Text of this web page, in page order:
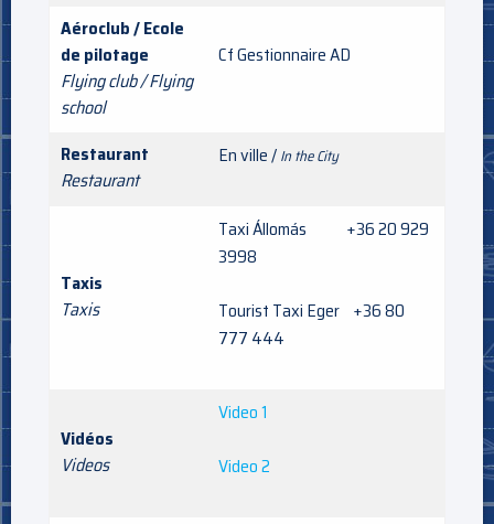
Aéroclub / Ecole
de pilotage
Flying club / Flying
school
Cf Gestionnaire AD
Restaurant
Restaurant
En ville /In the City
Taxis
Taxis
Taxi Állomás +36 20 929
3998
Tourist Taxi Eger +36 80
777 444
Vidéos
Videos
Video 1
Video 2